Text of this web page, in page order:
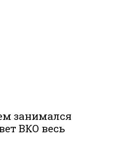
занимался
ВКО весь